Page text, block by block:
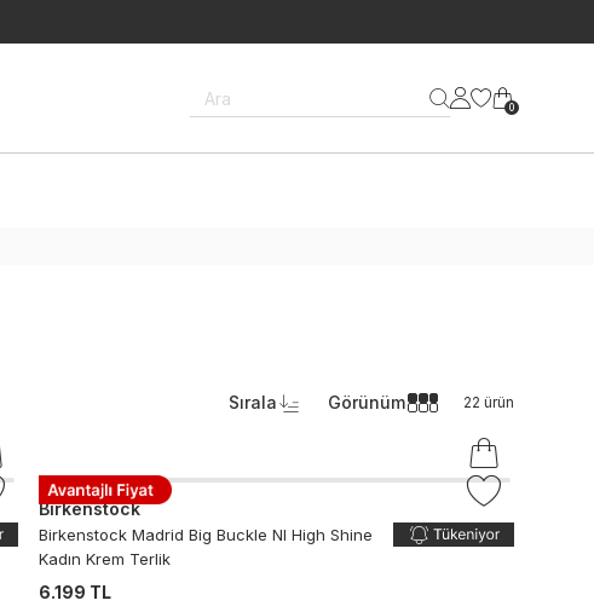
Ara 0
Sırala Görünüm 22 ürün
Birkenstock
Birkenstock Madrid Big Buckle Nl High Shine
Kadın Krem Terlik
6.199 TL